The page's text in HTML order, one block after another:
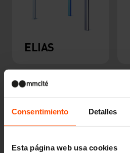
Consentimiento Detalles
Esta página web usa cookies
ELIAS